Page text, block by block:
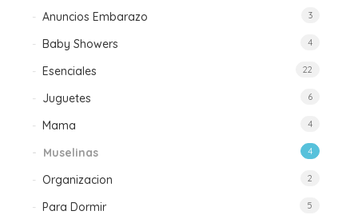
Anuncios Embarazo 3
Baby Showers 4
Esenciales 22
Juguetes 6
Mama 4
Muselinas 4
Organizacion 2
Para Dormir 5